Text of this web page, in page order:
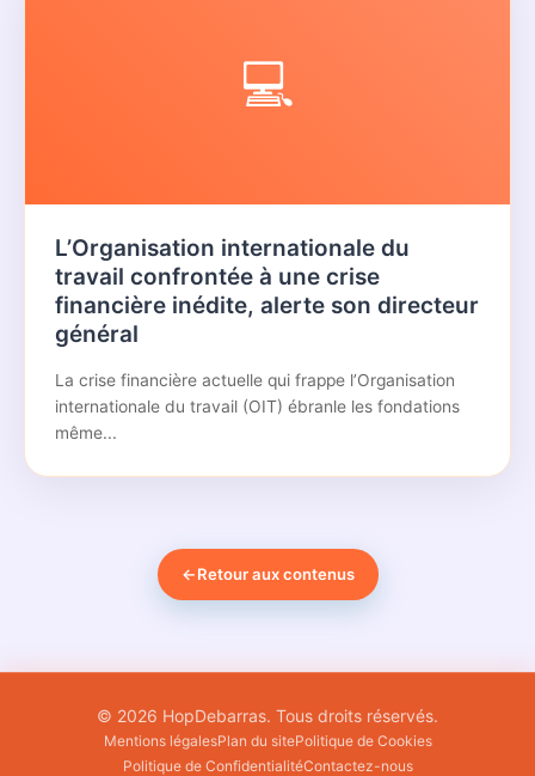
💻
L’Organisation internationale du
travail confrontée à une crise
financière inédite, alerte son directeur
général
La crise financière actuelle qui frappe l’Organisation
internationale du travail (OIT) ébranle les fondations
même...
←Retour aux contenus
© 2026 HopDebarras. Tous droits réservés.
Mentions légalesPlan du sitePolitique de Cookies
Politique de ConfidentialitéContactez-nous